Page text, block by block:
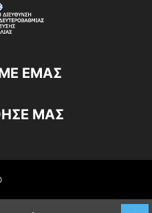
ΕΜΆΣ
ΜΑΣ